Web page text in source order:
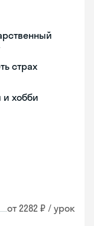
страх
и хобби
от 2282 ₽ / урок